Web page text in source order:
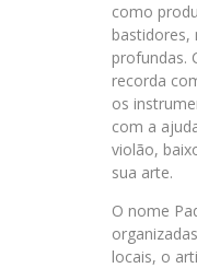
como
bastidores,
profundas.
recorda
os
com a
violão,
sua arte.
O nome
locais, o